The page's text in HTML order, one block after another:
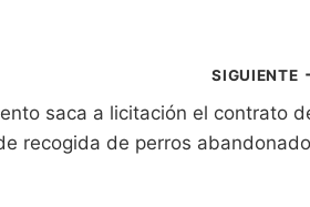
SIGUIENTE
saca a licitación el contrato
recogida de perros